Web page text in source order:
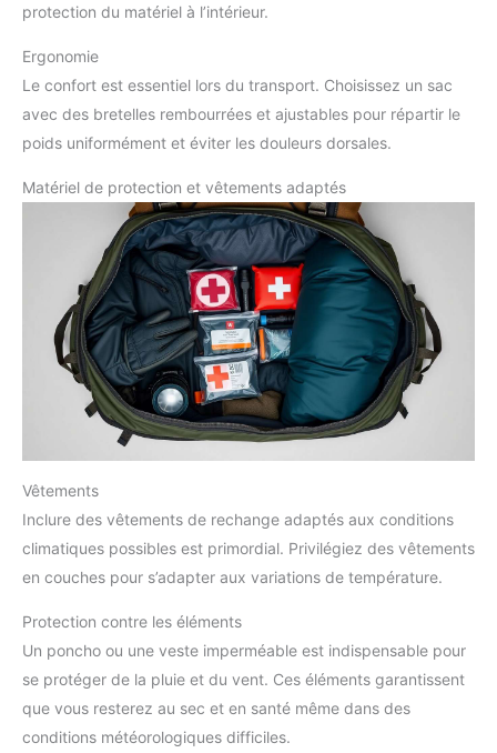
protection du matériel à l’intérieur.
Ergonomie
Le confort est essentiel lors du transport. Choisissez un sac
avec des bretelles rembourrées et ajustables pour répartir le
poids uniformément et éviter les douleurs dorsales.
Matériel de protection et vêtements adaptés
Vêtements
Inclure des vêtements de rechange adaptés aux conditions
climatiques possibles est primordial. Privilégiez des vêtements
en couches pour s’adapter aux variations de température.
Protection contre les éléments
Un poncho ou une veste imperméable est indispensable pour
se protéger de la pluie et du vent. Ces éléments garantissent
que vous resterez au sec et en santé même dans des
conditions météorologiques difficiles.